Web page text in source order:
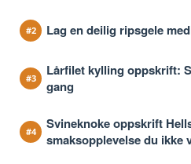
Lag en deilig ripsgele
Lårfilet kylling oppskrift:
gang
Svineknoke oppskrift
smaksopplevelse du ikke